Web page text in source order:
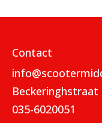
Contact
Beckeringhstraat
035-6020051